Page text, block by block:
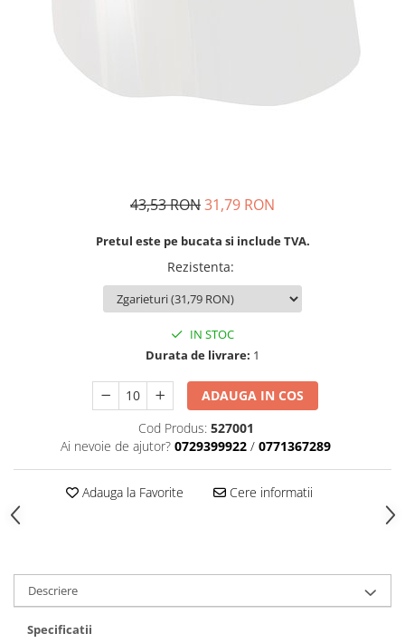
Imbracaminte
43,53 RON31,79 RON
Pretul este pe bucata si include TVA.
Rezistenta:
IN STOC
Durata de livrare: 1
ADAUGA IN COS
Cod Produs: 527001
Ai nevoie de ajutor? 0729399922 / 0771367289
Adauga la Favorite Cere informatii
Descriere
Specificatii